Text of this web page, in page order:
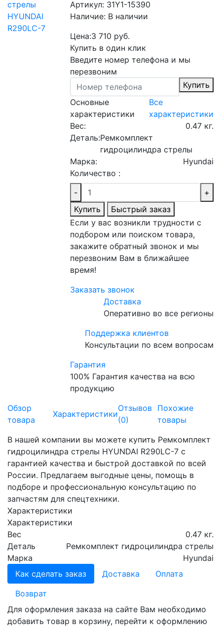
Артикул: 31Y1-15390
Наличие: В наличии
Цена:3 710 руб.
Купить в один клик
Введите номер телефона и мы
перезвоним
Купить
Основные
характеристики
Все
характеристики
Вес:
0.47 кг.
Деталь:Ремкомплект
гидроцилиндра стрелы
Марка:
Hyundai
Количество :
-
+
Купить
Быстрый заказ
Если у вас возникли трудности с
подбором или поиском товара,
закажите обратный звонок и мы
перезвоним Вам в ближайшее
время!
Заказать звонок
Доставка
Оперативно во все регионы
Поддержка клиентов
Консультации по всем вопросам
Гарантия
100% Гарантия качества на всю
продукцию
Обзор
товара
Характеристики
Отзывов
(0)
Похожие
товары
В нашей компании вы можете купить Ремкомплект
гидроцилиндра стрелы HYUNDAI R290LC-7 с
гарантией качества и быстрой доставкой по всей
России. Предлагаем выгодные цены, помощь в
подборе и профессиональную консультацию по
запчастям для спецтехники.
Характеристики
Характеристики
Вес
0.47 кг.
Деталь
Ремкомплект гидроцилиндра стрелы
Марка
Hyundai
Как сделать заказ
Доставка
Оплата
Возврат
Для оформления заказа на сайте Вам необходимо
добавить товар в корзину, перейти к оформлению